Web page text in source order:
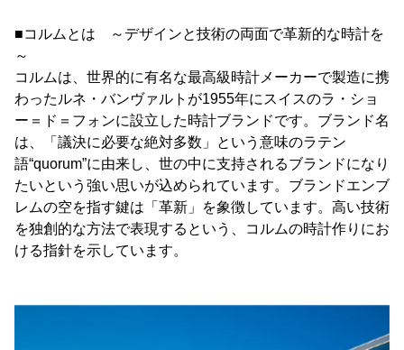
■コルムとは ～デザインと技術の両面で革新的な時計を
～
コルムは、世界的に有名な最高級時計メーカーで製造に携
わったルネ・バンヴァルトが1955年にスイスのラ・ショ
ー＝ド＝フォンに設立した時計ブランドです。ブランド名
は、「議決に必要な絶対多数」という意味のラテン
語“quorum”に由来し、世の中に支持されるブランドになり
たいという強い思いが込められています。ブランドエンブ
レムの空を指す鍵は「革新」を象徴しています。高い技術
を独創的な方法で表現するという、コルムの時計作りにお
ける指針を示しています。